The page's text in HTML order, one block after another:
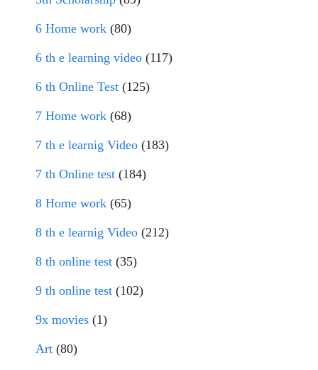
6 Home work (80)
6 th e learning video (117)
6 th Online Test (125)
7 Home work (68)
7 th e learnig Video (183)
7 th Online test (184)
8 Home work (65)
8 th e learnig Video (212)
8 th online test (35)
9 th online test (102)
9x movies (1)
Art (80)